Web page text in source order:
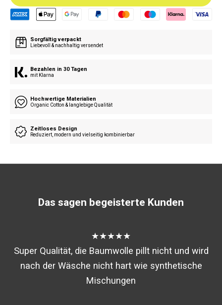
Sorgfältig verpackt
Liebevoll & nachhaltig versendet
Bezahlen in 30 Tagen
mit Klarna
Hochwertige Materialien
Organic Cotton & langlebige Qualität
Zeitloses Design
Reduziert, modern und vielseitig kombinierbar
Das sagen begeisterte Kunden
★★★★★
Super Qualität, die Baumwolle pillt nicht und wird
nach der Wäsche nicht hart wie synthetische
Mischungen